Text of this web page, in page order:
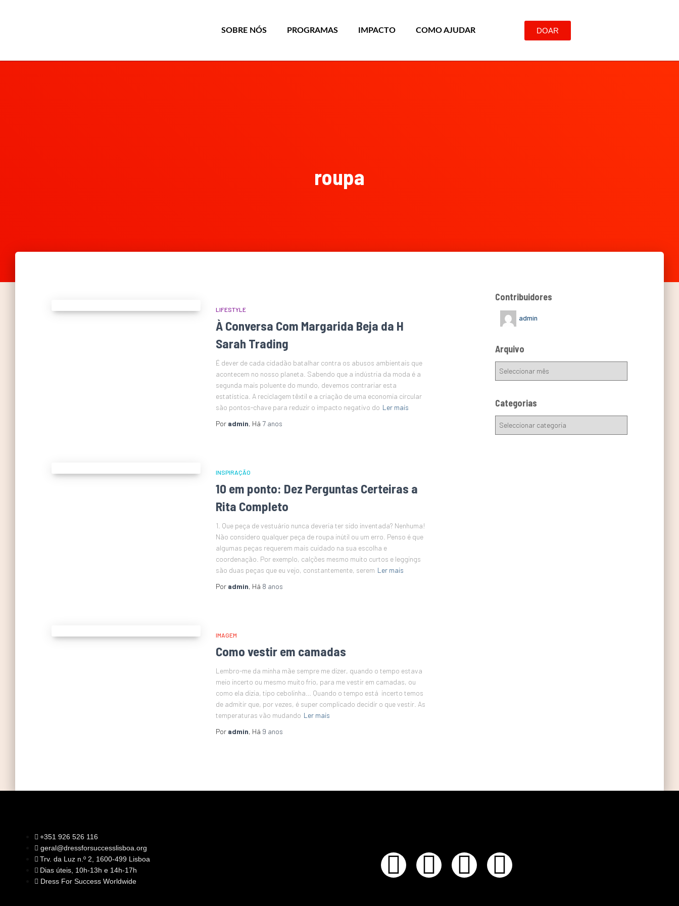
SOBRE NÓS PROGRAMAS IMPACTO COMO AJUDAR DOAR
roupa
LIFESTYLE
À Conversa Com Margarida Beja da H
Sarah Trading
É dever de cada cidadão batalhar contra os abusos ambientais que
acontecem no nosso planeta. Sabendo que a indústria da moda é a
segunda mais poluente do mundo, devemos contrariar esta
estatística. A reciclagem têxtil e a criação de uma economia circular
são pontos-chave para reduzir o impacto negativo do Ler mais
Por admin, Há 7 anos
INSPIRAÇÃO
10 em ponto: Dez Perguntas Certeiras a
Rita Completo
1. Que peça de vestuário nunca deveria ter sido inventada? Nenhuma!
Não considero qualquer peça de roupa inútil ou um erro. Penso é que
algumas peças requerem mais cuidado na sua escolha e
coordenação. Por exemplo, calções mesmo muito curtos e leggings
são duas peças que eu vejo, constantemente, serem Ler mais
Por admin, Há 8 anos
IMAGEM
Como vestir em camadas
Lembro-me da minha mãe sempre me dizer, quando o tempo estava
meio incerto ou mesmo muito frio, para me vestir em camadas, ou
como ela dizia, tipo cebolinha… Quando o tempo está incerto temos
de admitir que, por vezes, é super complicado decidir o que vestir. As
temperaturas vão mudando Ler mais
Por admin, Há 9 anos
Contribuidores
admin
Arquivo
Categorias
+351 926 526 116
geral@dressforsuccesslisboa.org
Trv. da Luz n.º 2, 1600-499 Lisboa
Dias úteis, 10h-13h e 14h-17h
Dress For Success Worldwide